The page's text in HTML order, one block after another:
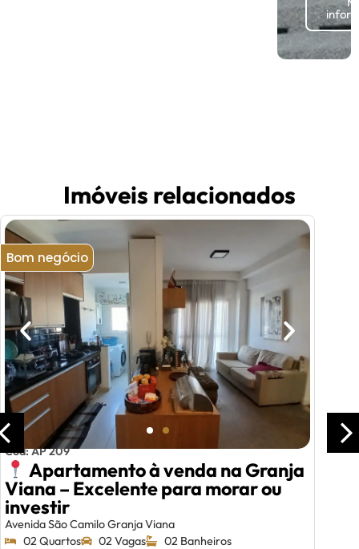
Imóveis relacionados
Bom negócio
Cód: AP 209
Apartamento à venda na Granja
Viana – Excelente para morar ou
investir
Avenida São Camilo Granja Viana
02 Quartos
02 Vagas
02 Banheiros